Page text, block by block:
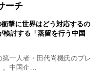
ーチ
撃に世界はどう対応するの
討する「蒸留を行う中国
一人者・田代尚機氏のプレ
。中国企…